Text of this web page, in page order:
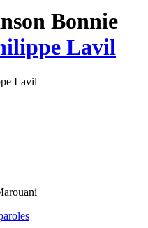
Bonnie
Lavil
Lavil